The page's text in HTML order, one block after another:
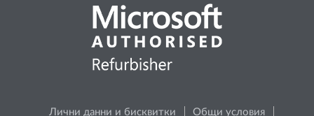
Лични данни и бисквитки Общи условия